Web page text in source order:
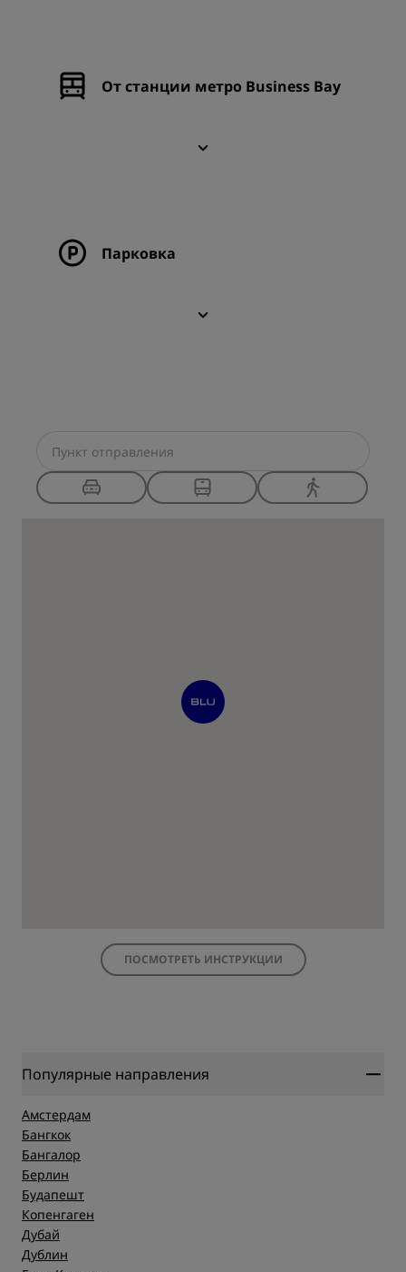
От станции метро Business Bay
Парковка
ПОСМОТРЕТЬ ИНСТРУКЦИИ
Популярные направления
Амстердам
Бангкок
Бангалор
Берлин
Будапешт
Копенгаген
Дубай
Дублин